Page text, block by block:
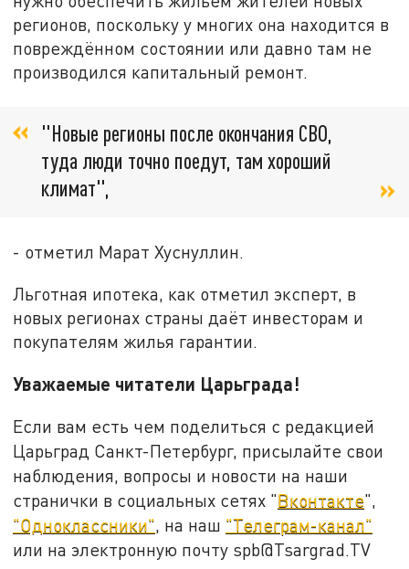
регионов, поскольку у многих она находится в
повреждённом состоянии или давно там не
производился капитальный ремонт.
"Новые регионы после окончания СВО,
туда люди точно поедут, там хороший
климат",
- отметил Марат Хуснуллин.
Льготная ипотека, как отметил эксперт, в
новых регионах страны даёт инвесторам и
покупателям жилья гарантии.
Уважаемые читатели Царьграда!
Если вам есть чем поделиться с редакцией
Царьград Санкт-Петербург, присылайте свои
наблюдения, вопросы и новости на наши
странички в социальных сетях "Вконтакте",
"Одноклассники", на наш "Телеграм-канал"
или на электронную почту spb@Tsargrad.TV